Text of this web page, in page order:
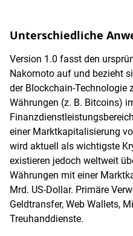
Unterschiedliche
Version 1.0 fasst den
Nakomoto auf und bezieht
der Blockchain-Technologie
Währungen (z. B. Bitcoins)
einer Marktkapitalisierung
wird aktuell als wichtigste
existieren jedoch weltweit
Währungen mit einer
Mrd. US-Dollar. Primäre
Geldtransfer, Web Wallets,
Treuhanddienste.